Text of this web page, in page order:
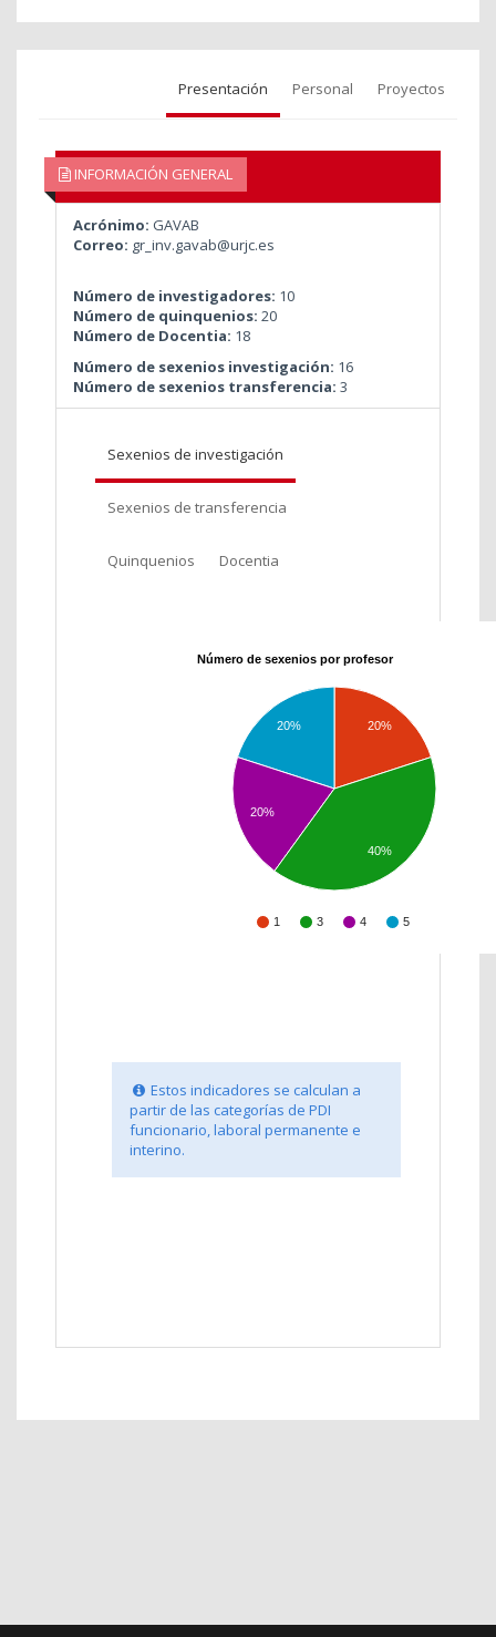
Presentación Personal Proyectos
INFORMACIÓN GENERAL
Acrónimo: GAVAB
Correo: gr_inv.gavab@urjc.es
Número de investigadores: 10
Número de quinquenios: 20
Número de Docentia: 18
Número de sexenios investigación: 16
Número de sexenios transferencia: 3
Sexenios de investigación
Sexenios de transferencia
Quinquenios Docentia
Número de sexenios por profesor
1 3 4 5
20%
20%
20%
40%
Estos indicadores se calculan a
partir de las categorías de PDI
funcionario, laboral permanente e
interino.